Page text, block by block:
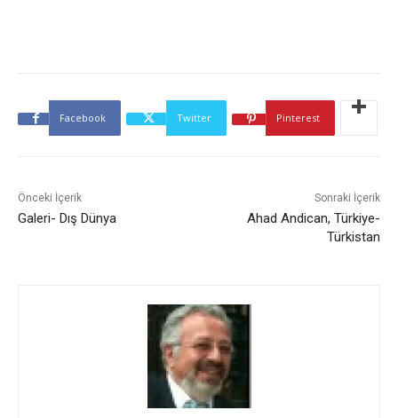
Facebook Twitter Pinterest
Önceki İçerik
Galeri- Dış Dünya
Sonraki İçerik
Ahad Andican, Türkiye-
Türkistan